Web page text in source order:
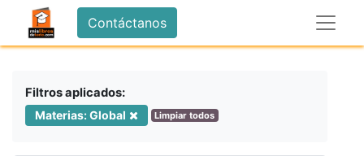
Contáctanos
Filtros aplicados:
Materias: Global Limpiar todos